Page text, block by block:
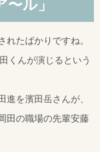
ル」
れたばかりですね。
くんが演じるという
を濱田岳さんが、
田の職場の先輩安藤